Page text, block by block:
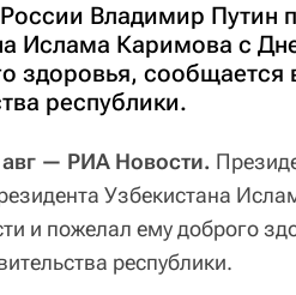
Владимир Путин
Ислама Каримова с
здоровья, сообщается
республики.
— РИА Новости.
Узбекистана
и пожелал ему доброго
республики.